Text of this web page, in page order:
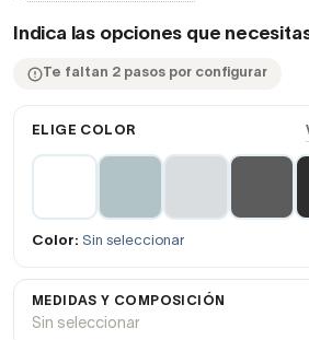
Indica las opciones que
Te faltan 2 pasos por configurar
ELIGE COLOR
Color: Sin seleccionar
MEDIDAS Y COMPOSICIÓN
Sin seleccionar